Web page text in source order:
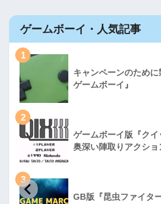
ゲームボーイ・人気記事
1
キャンペーンのため
ゲームボーイ』
2
ゲームボーイ版『ク
奥深い陣取りアクショ
3
GB版『昆虫ファイタ